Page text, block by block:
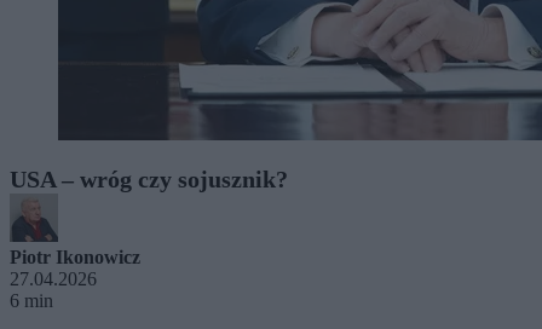
USA – wróg czy sojusznik?
Piotr Ikonowicz
27.04.2026
6 min